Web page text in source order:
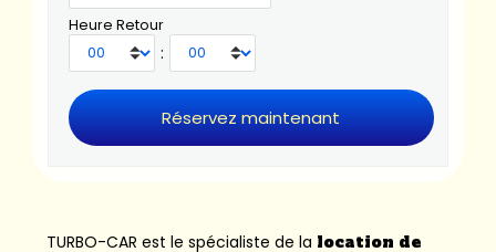
Heure Retour
:
TURBO-CAR est le spécialiste de la location de